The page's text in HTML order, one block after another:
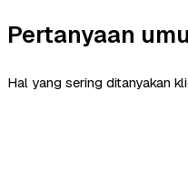
Pertanyaan
Hal yang sering ditanyakan